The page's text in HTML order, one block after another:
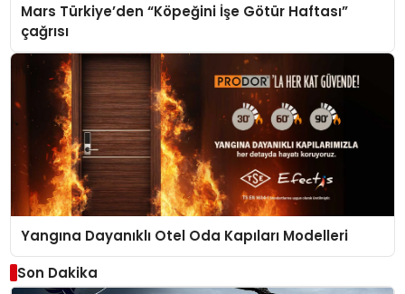
Mars Türkiye’den “Köpeğini İşe Götür Haftası”
çağrısı
Yangına Dayanıklı Otel Oda Kapıları Modelleri
Son Dakika